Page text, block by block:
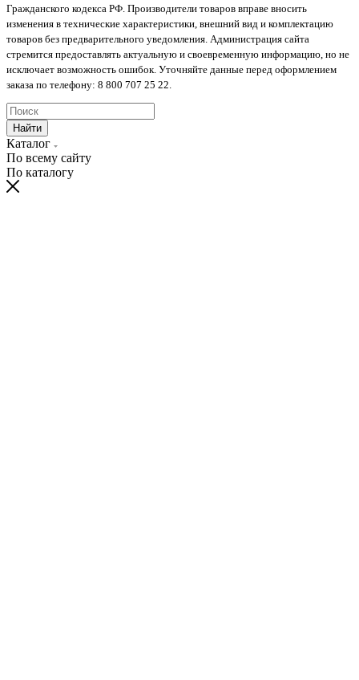
Гражданского кодекса РФ. Производители товаров вправе вносить
изменения в технические характеристики, внешний вид и комплектацию
товаров без предварительного уведомления. Администрация сайта
стремится предоставлять актуальную и своевременную информацию, но не
исключает возможность ошибок. Уточняйте данные перед оформлением
заказа по телефону: 8 800 707 25 22.
Найти
Каталог
По всему сайту
По каталогу